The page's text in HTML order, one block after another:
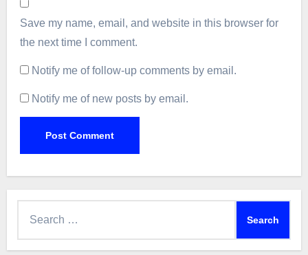
Save my name, email, and website in this browser for
the next time I comment.
Notify me of follow-up comments by email.
Notify me of new posts by email.